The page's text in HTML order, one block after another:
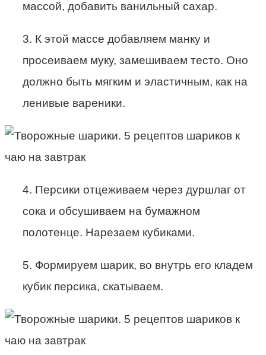
массой, добавить ванильный сахар.
3. К этой массе добавляем манку и
просеиваем муку, замешиваем тесто. Оно
должно быть мягким и эластичным, как на
ленивые вареники.
4. Персики отцеживаем через дуршлаг от
сока и обсушиваем на бумажном
полотенце. Нарезаем кубиками.
5. Формируем шарик, во внутрь его кладем
кубик персика, скатываем.